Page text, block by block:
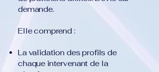
demande.
Elle comprend :
La validation des profils de
chaque intervenant de la